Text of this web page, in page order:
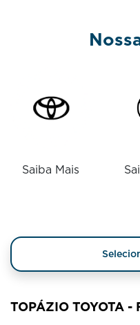
Saiba Mais
TOPÁZIO TOYOTA -